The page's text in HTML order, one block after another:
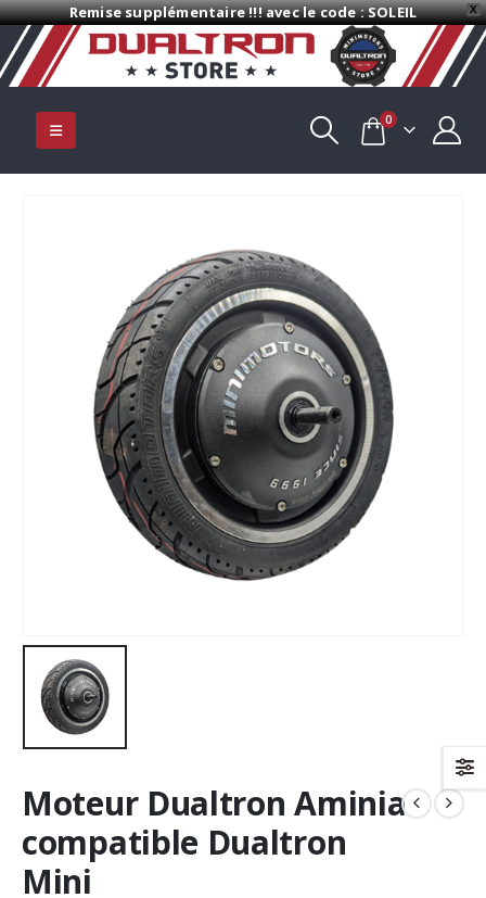
X
Remise supplémentaire !!! avec le code : SOLEIL
0
Moteur Dualtron Aminia
compatible Dualtron
Mini